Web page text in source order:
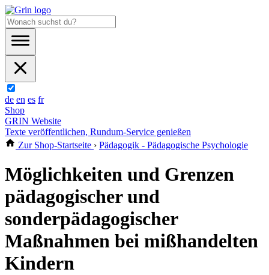
de en es fr
Shop
GRIN Website
Texte veröffentlichen, Rundum-Service genießen
Zur Shop-Startseite › Pädagogik - Pädagogische Psychologie
Möglichkeiten und Grenzen
pädagogischer und
sonderpädagogischer
Maßnahmen bei mißhandelten
Kindern